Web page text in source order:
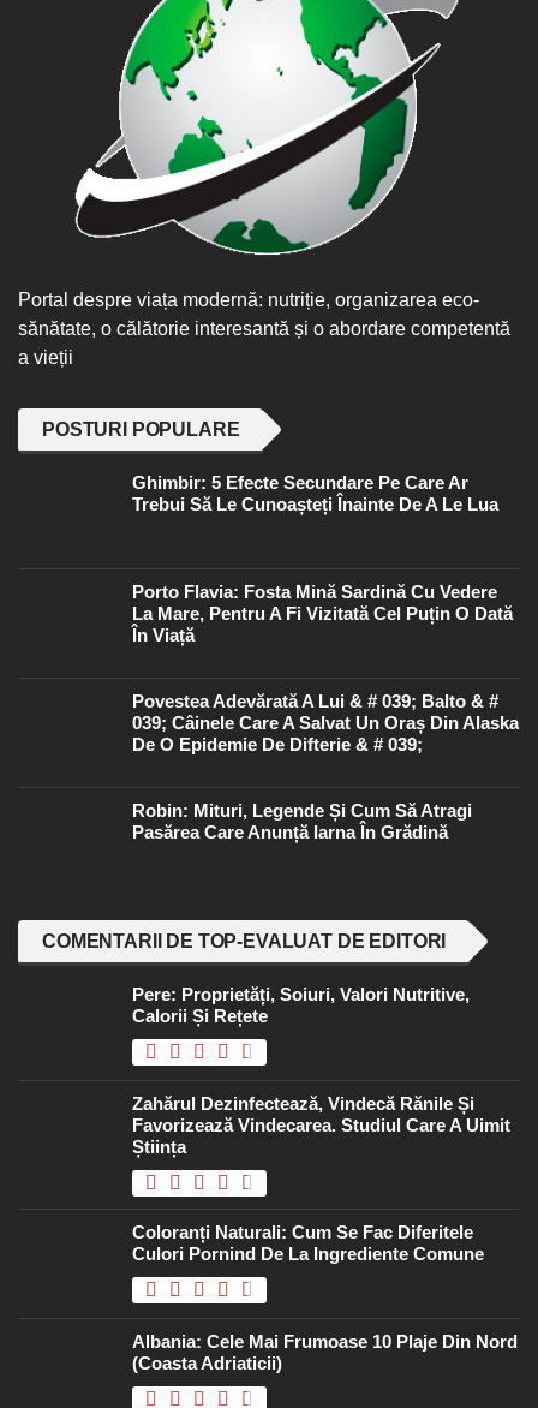
Portal despre viața modernă: nutriție, organizarea eco-
sănătate, o călătorie interesantă și o abordare competentă
a vieții
POSTURI POPULARE
Ghimbir: 5 Efecte Secundare Pe Care Ar
Trebui Să Le Cunoașteți Înainte De A Le Lua
Porto Flavia: Fosta Mină Sardină Cu Vedere
La Mare, Pentru A Fi Vizitată Cel Puțin O Dată
În Viață
Povestea Adevărată A Lui & # 039; Balto & #
039; Câinele Care A Salvat Un Oraș Din Alaska
De O Epidemie De Difterie & # 039;
Robin: Mituri, Legende Și Cum Să Atragi
Pasărea Care Anunță Iarna În Grădină
COMENTARII DE TOP-EVALUAT DE EDITORI
Pere: Proprietăți, Soiuri, Valori Nutritive,
Calorii Și Rețete
Zahărul Dezinfectează, Vindecă Rănile Și
Favorizează Vindecarea. Studiul Care A Uimit
Știința
Coloranți Naturali: Cum Se Fac Diferitele
Culori Pornind De La Ingrediente Comune
Albania: Cele Mai Frumoase 10 Plaje Din Nord
(coasta Adriaticii)